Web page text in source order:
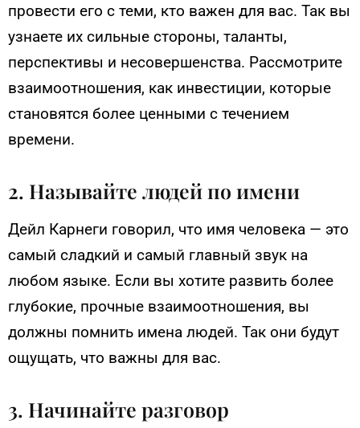
провести его с теми, кто важен для вас. Так вы
узнаете их сильные стороны, таланты,
перспективы и несовершенства. Рассмотрите
взаимоотношения, как инвестиции, которые
становятся более ценными с течением
времени.
2. Называйте людей по имени
Дейл Карнеги говорил, что имя человека — это
самый сладкий и самый главный звук на
любом языке. Если вы хотите развить более
глубокие, прочные взаимоотношения, вы
должны помнить имена людей. Так они будут
ощущать, что важны для вас.
3. Начинайте разговор